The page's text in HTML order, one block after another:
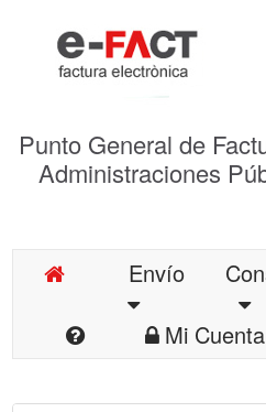
Punto General de
Administraciones
Envío
Mi Cuenta